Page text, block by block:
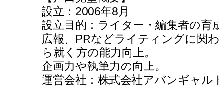
設立：2006年8月
設立目的：ライター・編集者の育
広報、PRなどライティングに関
ら就く方の能力向上。
企画力や執筆力の向上。
運営会社：株式会社アバンギャ